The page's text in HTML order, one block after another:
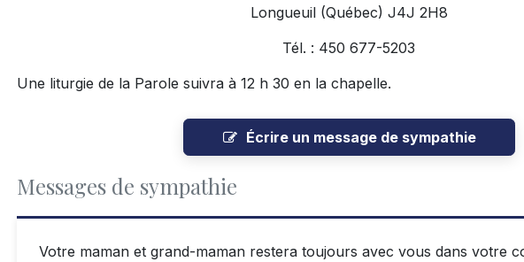
Longueuil (Québec) J4J 2H8
Tél. : 450 677-5203
Une liturgie de la Parole suivra à 12 h 30 en la chapelle.
Écrire un message de sympathie
Messages de sympathie
Votre maman et grand-maman restera toujours avec vous dans votre